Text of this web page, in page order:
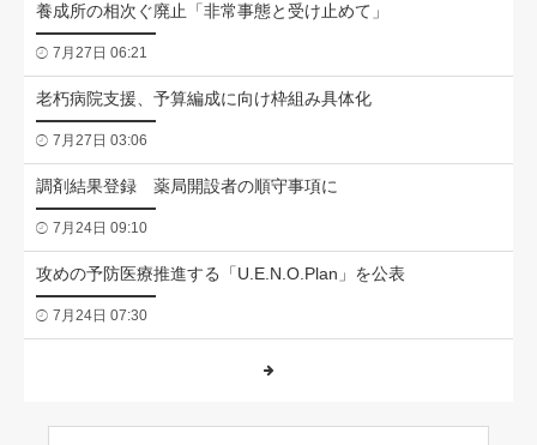
養成所の相次ぐ廃止「非常事態と受け止めて」
7月27日 06:21
老朽病院支援、予算編成に向け枠組み具体化
7月27日 03:06
調剤結果登録 薬局開設者の順守事項に
7月24日 09:10
攻めの予防医療推進する「U.E.N.O.Plan」を公表
7月24日 07:30